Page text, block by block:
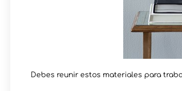
Debes reunir estos materiales para